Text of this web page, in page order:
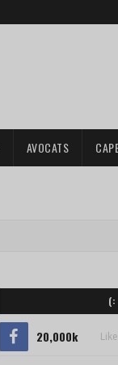
AVOCATS
20,000k